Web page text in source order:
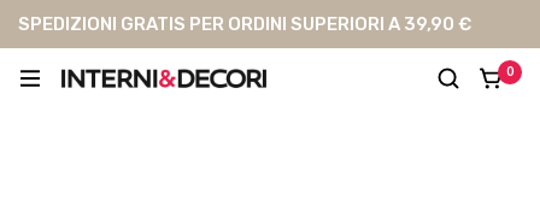
SPEDIZIONI GRATIS PER ORDINI SUPERIORI A 39,90 €
0